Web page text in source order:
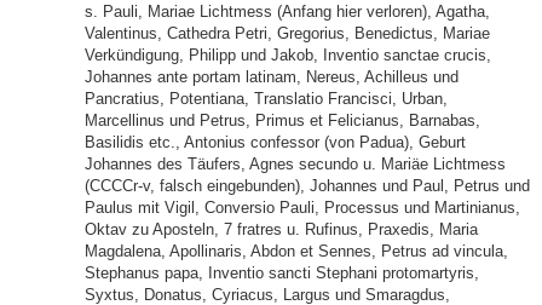
s. Pauli, Mariae Lichtmess (Anfang hier verloren), Agatha,
Valentinus, Cathedra Petri, Gregorius, Benedictus, Mariae
Verkündigung, Philipp und Jakob, Inventio sanctae crucis,
Johannes ante portam latinam, Nereus, Achilleus und
Pancratius, Potentiana, Translatio Francisci, Urban,
Marcellinus und Petrus, Primus et Felicianus, Barnabas,
Basilidis etc., Antonius confessor (von Padua), Geburt
Johannes des Täufers, Agnes secundo u. Mariäe Lichtmess
(CCCCr-v, falsch eingebunden), Johannes und Paul, Petrus und
Paulus mit Vigil, Conversio Pauli, Processus und Martinianus,
Oktav zu Aposteln, 7 fratres u. Rufinus, Praxedis, Maria
Magdalena, Apollinaris, Abdon et Sennes, Petrus ad vincula,
Stephanus papa, Inventio sancti Stephani protomartyris,
Syxtus, Donatus, Cyriacus, Largus und Smaragdus,